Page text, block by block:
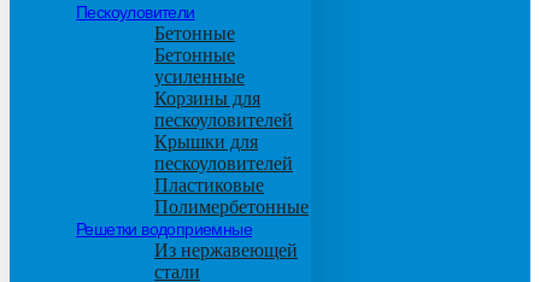
Пескоуловители
Бетонные
Бетонные
усиленные
Корзины для
пескоуловителей
Крышки для
пескоуловителей
Пластиковые
Полимербетонные
Решетки водоприемные
Из нержавеющей
стали